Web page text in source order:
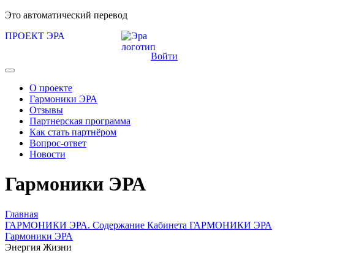
Это автоматический перевод
ПРОЕКТ ЭРА
Войти
О проекте
Гармоники ЭРА
Отзывы
Партнерская программа
Как стать партнёром
Вопрос-ответ
Новости
Гармоники ЭРА
Главная
ГАРМОНИКИ ЭРА. Содержание Кабинета ГАРМОНИКИ ЭРА
Гармоники ЭРА
Энергия Жизни